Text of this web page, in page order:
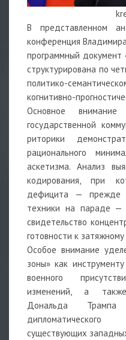
В представленном
конференция
программный документ
структурирована по
политико-
когнитивно-
Основное внимание
государственной
риторики
рационального
аскетизма. Анализ
кодирования, при
дефицита — прежде
техники на параде —
свидетельство
готовности к
Особое внимание
зоны» как
военного
изменений, а
Дональда
существующих